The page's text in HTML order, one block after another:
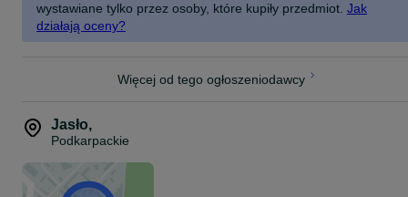
wystawiane tylko przez osoby, które kupiły przedmiot. Jak
działają oceny?
Więcej od tego ogłoszeniodawcy
Jasło,
Podkarpackie